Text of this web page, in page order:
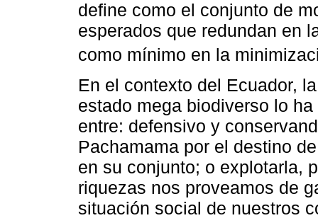
define como el conjunto de
esperados que redundan en
como mínimo en la
En el contexto del Ecuador,
estado mega biodiverso lo
entre: defensivo y
Pachamama por el destino
en su conjunto; o explotarla,
riquezas nos proveamos de
situación social de nuestros